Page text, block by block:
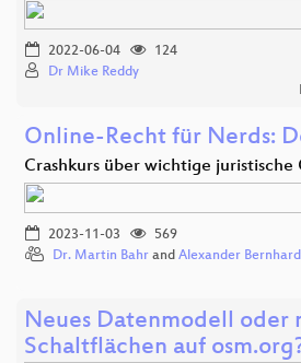
2022-06-04
124
Dr Mike Reddy
Online-Recht für Nerds:
Crashkurs über wichtige
2023-11-03
569
Dr. Martin Bahr and Alexander
Neues Datenmodell oder
Schaltflächen auf